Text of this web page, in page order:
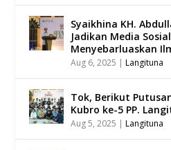
Syaikhina KH.
Jadikan Media
Menyebarluaskan
Aug 6, 2025 |Langituna
Tok, Berikut
Kubro ke-5 PP.
Aug 5, 2025 |Langituna